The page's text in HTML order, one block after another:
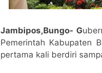
Jambipos,Bungo- G
Pemerintah Kabupaten
pertama kali berdiri